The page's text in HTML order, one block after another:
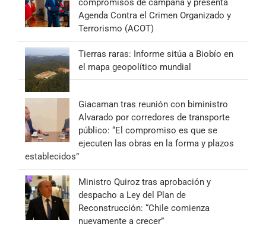
compromisos de campaña y presenta
Agenda Contra el Crimen Organizado y
Terrorismo (ACOT)
Tierras raras: Informe sitúa a Biobío en
el mapa geopolítico mundial
Giacaman tras reunión con biministro
Alvarado por corredores de transporte
público: “El compromiso es que se
ejecuten las obras en la forma y plazos
establecidos”
Ministro Quiroz tras aprobación y
despacho a Ley del Plan de
Reconstrucción: “Chile comienza
nuevamente a crecer”